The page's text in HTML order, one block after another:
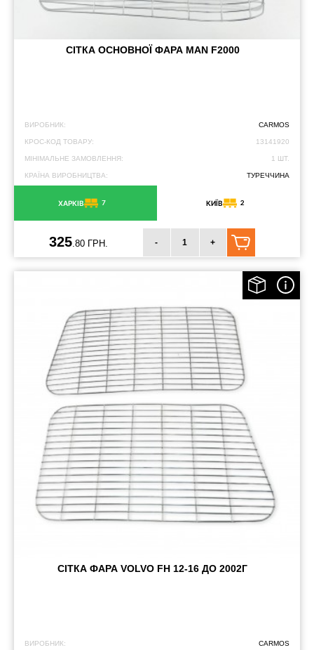
СІТКА ОСНОВНОЇ ФАРА MAN F2000
ВИРОБНИК: CARMOS
КРОС-КОД ТОВАРУ: 13141920
МІНІМАЛЬНЕ ЗАМОВЛЕННЯ: 1 ШТ.
КРАЇНА ВИРОБНИЦТВА: ТУРЕЧЧИНА
ХАРКІВ 7 КИЇВ 2
325.80 ГРН. - +
СІТКА ФАРА VOLVO FH 12-16 ДО 2002Г
ВИРОБНИК: CARMOS